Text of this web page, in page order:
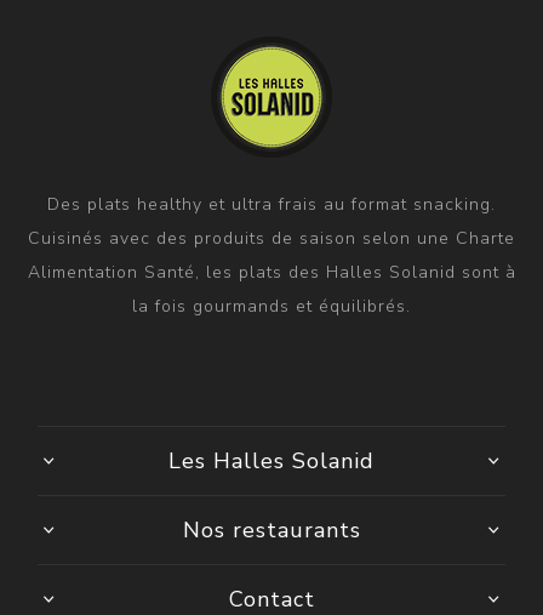
Des plats healthy et ultra frais au format snacking.
Cuisinés avec des produits de saison selon une Charte
Alimentation Santé, les plats des Halles Solanid sont à
la fois gourmands et équilibrés.
Les Halles Solanid
Nos restaurants
Contact